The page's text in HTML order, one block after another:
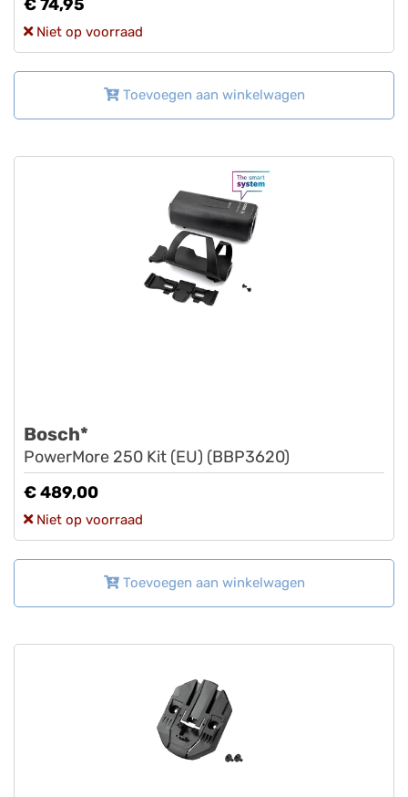
€ 74,95
Niet op voorraad
Toevoegen aan winkelwagen
Bosch*
PowerMore 250 Kit (EU) (BBP3620)
€ 489,00
Niet op voorraad
Toevoegen aan winkelwagen